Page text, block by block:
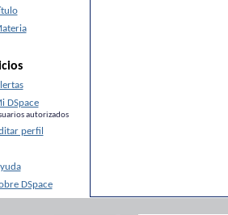
DSpace
autorizados
perfil
DSpace